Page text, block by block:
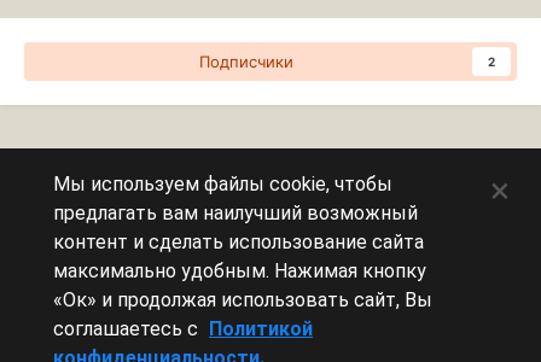
Подписчики 2
Сейчас на странице 0 пользователей
Эту страницу никто не просматривает.
Мы используем файлы cookie, чтобы
предлагать вам наилучший возможный
контент и сделать использование сайта
максимально удобным. Нажимая кнопку
«Ок» и продолжая использовать сайт, Вы
соглашаетесь с Политикой
×